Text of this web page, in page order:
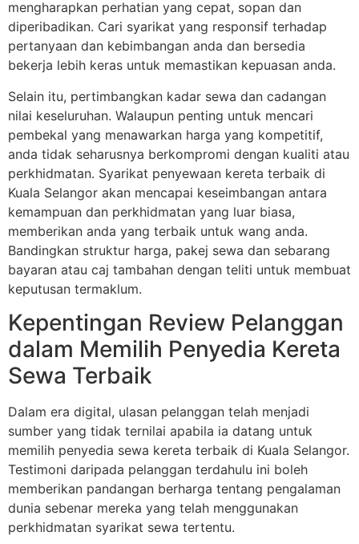
mengharapkan perhatian yang cepat, sopan dan
diperibadikan. Cari syarikat yang responsif terhadap
pertanyaan dan kebimbangan anda dan bersedia
bekerja lebih keras untuk memastikan kepuasan anda.
Selain itu, pertimbangkan kadar sewa dan cadangan
nilai keseluruhan. Walaupun penting untuk mencari
pembekal yang menawarkan harga yang kompetitif,
anda tidak seharusnya berkompromi dengan kualiti atau
perkhidmatan. Syarikat penyewaan kereta terbaik di
Kuala Selangor akan mencapai keseimbangan antara
kemampuan dan perkhidmatan yang luar biasa,
memberikan anda yang terbaik untuk wang anda.
Bandingkan struktur harga, pakej sewa dan sebarang
bayaran atau caj tambahan dengan teliti untuk membuat
keputusan termaklum.
Kepentingan Review Pelanggan
dalam Memilih Penyedia Kereta
Sewa Terbaik
Dalam era digital, ulasan pelanggan telah menjadi
sumber yang tidak ternilai apabila ia datang untuk
memilih penyedia sewa kereta terbaik di Kuala Selangor.
Testimoni daripada pelanggan terdahulu ini boleh
memberikan pandangan berharga tentang pengalaman
dunia sebenar mereka yang telah menggunakan
perkhidmatan syarikat sewa tertentu.